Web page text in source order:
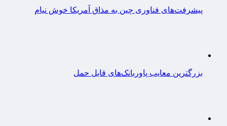
پیشرفت‌های فناوری چین به مذاق آمریکا خوش نیام
بزرگترین معایب پاوربانک‌های قابل حمل